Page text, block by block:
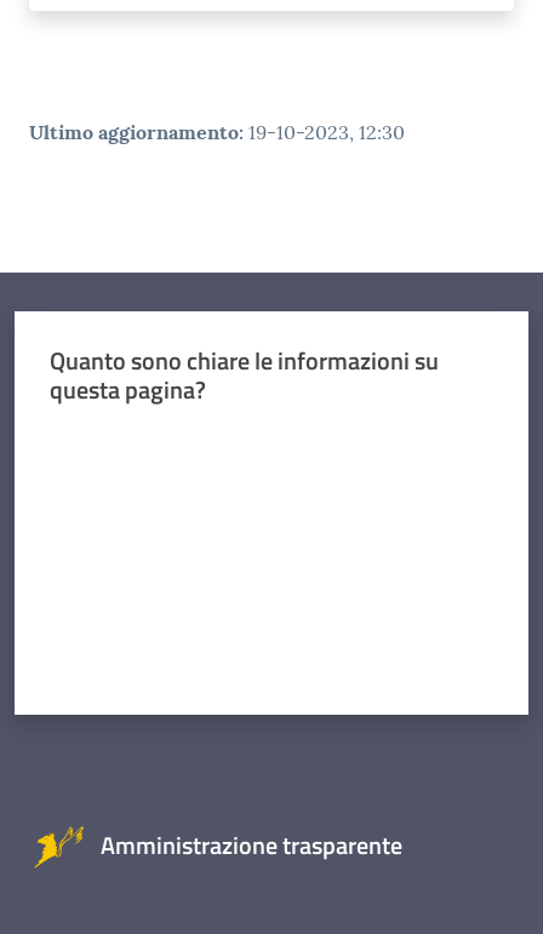
Ultimo aggiornamento: 19-10-2023, 12:30
Quanto sono chiare le informazioni su
questa pagina?
Amministrazione trasparente